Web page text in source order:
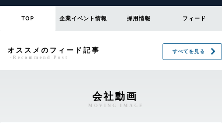
TOP 企業イベント情報 採用情報 フィード
オススメのフィード記事
-Recommend Post
すべてを見る
会社動画
MOVING IMAGE